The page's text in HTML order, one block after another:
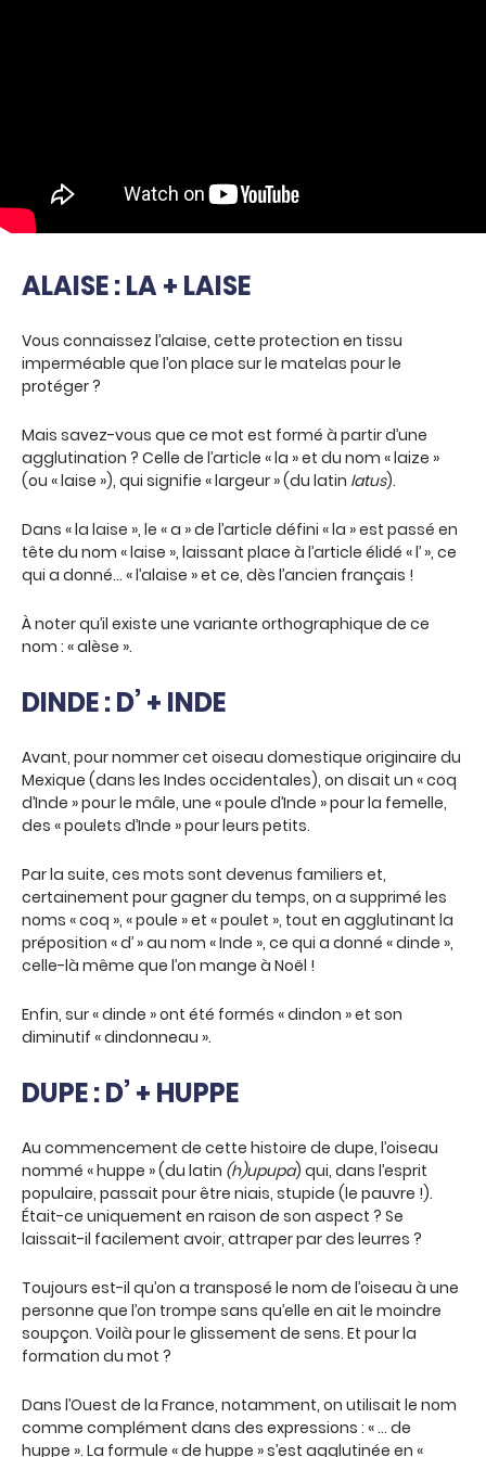
ALAISE : LA + LAISE
Vous connaissez l’alaise, cette protection en tissu
imperméable que l’on place sur le matelas pour le
protéger ?
Mais savez-vous que ce mot est formé à partir d’une
agglutination ? Celle de l’article « la » et du nom « laize »
(ou « laise »), qui signifie « largeur » (du latin latus).
Dans « la laise », le « a » de l’article défini « la » est passé en
tête du nom « laise », laissant place à l’article élidé « l’ », ce
qui a donné… « l’alaise » et ce, dès l’ancien français !
À noter qu’il existe une variante orthographique de ce
nom : « alèse ».
DINDE : D’ + INDE
Avant, pour nommer cet oiseau domestique originaire du
Mexique (dans les Indes occidentales), on disait un « coq
d’Inde » pour le mâle, une « poule d’Inde » pour la femelle,
des « poulets d’Inde » pour leurs petits.
Par la suite, ces mots sont devenus familiers et,
certainement pour gagner du temps, on a supprimé les
noms « coq », « poule » et « poulet », tout en agglutinant la
préposition « d’ » au nom « Inde », ce qui a donné « dinde »,
celle-là même que l’on mange à Noël !
Enfin, sur « dinde » ont été formés « dindon » et son
diminutif « dindonneau ».
DUPE : D’ + HUPPE
Au commencement de cette histoire de dupe, l’oiseau
nommé « huppe » (du latin (h)upupa) qui, dans l’esprit
populaire, passait pour être niais, stupide (le pauvre !).
Était-ce uniquement en raison de son aspect ? Se
laissait-il facilement avoir, attraper par des leurres ?
Toujours est-il qu’on a transposé le nom de l’oiseau à une
personne que l’on trompe sans qu’elle en ait le moindre
soupçon. Voilà pour le glissement de sens. Et pour la
formation du mot ?
Dans l’Ouest de la France, notamment, on utilisait le nom
comme complément dans des expressions : « … de
huppe ». La formule « de huppe » s’est agglutinée en «